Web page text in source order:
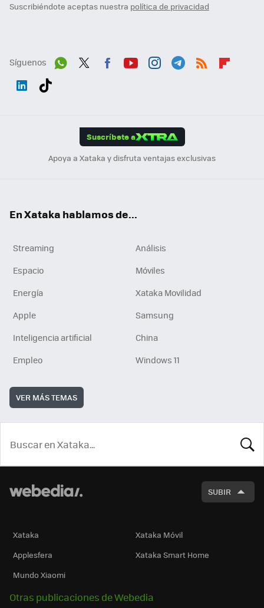
Suscribiéndote aceptas nuestra política de privacidad
Síguenos
Suscríbete a
Apoya a Xataka y disfruta ventajas exclusivas
En Xataka hablamos de...
Streaming
Análisis
Espacio
Móviles
Energía
Xataka Movilidad
Apple
Samsung
Inteligencia artificial
China
Empleo
Windows 11
VER MÁS TEMAS
SUBIR
Xataka
Xataka Móvil
Applesfera
Xataka Smart Home
Mundo Xiaomi
Otras publicaciones de Webedia